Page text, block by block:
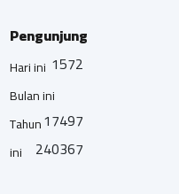
Pengunjung
Hari ini 1572
Bulan ini
17497
Tahun
ini
240367